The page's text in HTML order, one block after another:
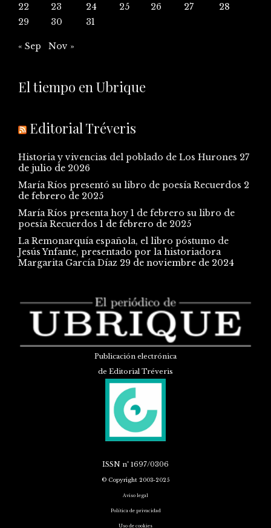
22
23 24 25 26 27
28
29
30 31
« Sep Nov »
El tiempo en Ubrique
Editorial Tréveris
Historia y vivencias del poblado de Los Hurones 27
de julio de 2026
María Ríos presentó su libro de poesía Recuerdos 2
de febrero de 2025
María Ríos presenta hoy 1 de febrero su libro de
poesía Recuerdos 1 de febrero de 2025
La Remonarquía española, el libro póstumo de
Jesús Ynfante, presentado por la historiadora
Margarita García Díaz 29 de noviembre de 2024
Publicación electrónica
de Editorial Tréveris
ISSN nº 1697/0306
© Copyright 2003-2025
Aviso legal
Política de privacidad
Uso de cookies